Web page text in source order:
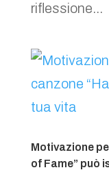
riflessione...
Motivazione
of Fame” può